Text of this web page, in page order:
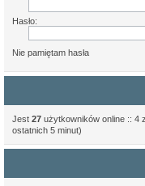
Hasło:
Nie pamiętam hasła
Jest 27 użytkowników online :: 4
ostatnich 5 minut)